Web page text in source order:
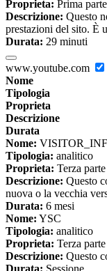
Proprieta: Prima parte
Descrizione: Questo
prestazioni del sito. È
Durata: 29 minuti
www.youtube.com
Nome
Tipologia
Proprieta
Descrizione
Durata
Nome:
Tipologia: analitico
Proprieta: Terza parte
Descrizione: Questo
nuova o la vecchia
Durata: 6 mesi
Nome: YSC
Tipologia: analitico
Proprieta: Terza parte
Descrizione: Questo